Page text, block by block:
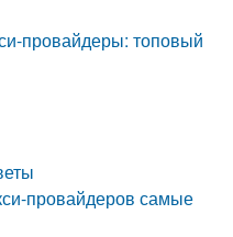
провайдеры: топовый
провайдеров самые